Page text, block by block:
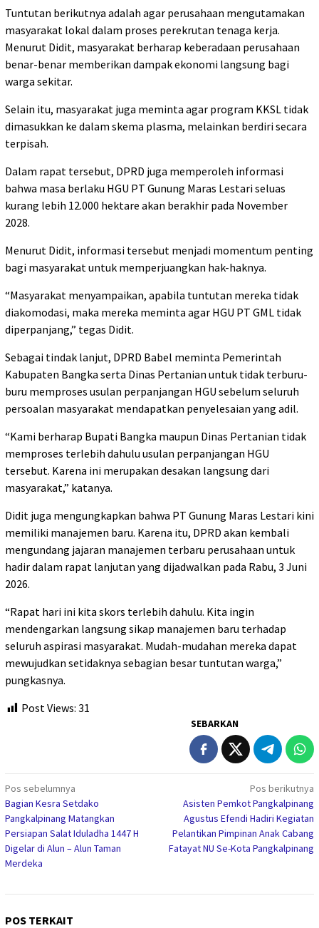
Tuntutan berikutnya adalah agar perusahaan mengutamakan
masyarakat lokal dalam proses perekrutan tenaga kerja.
Menurut Didit, masyarakat berharap keberadaan perusahaan
benar-benar memberikan dampak ekonomi langsung bagi
warga sekitar.
Selain itu, masyarakat juga meminta agar program KKSL tidak
dimasukkan ke dalam skema plasma, melainkan berdiri secara
terpisah.
Dalam rapat tersebut, DPRD juga memperoleh informasi
bahwa masa berlaku HGU PT Gunung Maras Lestari seluas
kurang lebih 12.000 hektare akan berakhir pada November
2028.
Menurut Didit, informasi tersebut menjadi momentum penting
bagi masyarakat untuk memperjuangkan hak-haknya.
“Masyarakat menyampaikan, apabila tuntutan mereka tidak
diakomodasi, maka mereka meminta agar HGU PT GML tidak
diperpanjang,” tegas Didit.
Sebagai tindak lanjut, DPRD Babel meminta Pemerintah
Kabupaten Bangka serta Dinas Pertanian untuk tidak terburu-
buru memproses usulan perpanjangan HGU sebelum seluruh
persoalan masyarakat mendapatkan penyelesaian yang adil.
“Kami berharap Bupati Bangka maupun Dinas Pertanian tidak
memproses terlebih dahulu usulan perpanjangan HGU
tersebut. Karena ini merupakan desakan langsung dari
masyarakat,” katanya.
Didit juga mengungkapkan bahwa PT Gunung Maras Lestari kini
memiliki manajemen baru. Karena itu, DPRD akan kembali
mengundang jajaran manajemen terbaru perusahaan untuk
hadir dalam rapat lanjutan yang dijadwalkan pada Rabu, 3 Juni
2026.
“Rapat hari ini kita skors terlebih dahulu. Kita ingin
mendengarkan langsung sikap manajemen baru terhadap
seluruh aspirasi masyarakat. Mudah-mudahan mereka dapat
mewujudkan setidaknya sebagian besar tuntutan warga,”
pungkasnya.
Post Views: 31
SEBARKAN
Navigasi
pos
Pos sebelumnya
Bagian Kesra Setdako
Pangkalpinang Matangkan
Persiapan Salat Iduladha 1447 H
Digelar di Alun – Alun Taman
Merdeka
Pos berikutnya
Asisten Pemkot Pangkalpinang
Agustus Efendi Hadiri Kegiatan
Pelantikan Pimpinan Anak Cabang
Fatayat NU Se-Kota Pangkalpinang
POS TERKAIT